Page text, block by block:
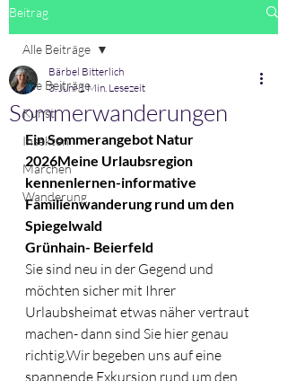
Beitrag
Alle Beiträge
Kunst
Insekten
Märchen
Wanderung
Alle Beiträge
Sommerwanderungen
Bärbel Bitterlich
3. Juni 1 Min. Lesezeit
Ein Sommerangebot Natur
2026Meine Urlaubsregion
kennenlernen-informative
Familienwanderung rund um den
Spiegelwald
Grünhain- Beierfeld
Sie sind neu in der Gegend und
möchten sicher mit Ihrer
Urlaubsheimat etwas näher vertraut
machen- dann sind Sie hier genau
richtig.Wir begeben uns auf eine
spannende Exkursion rund um den